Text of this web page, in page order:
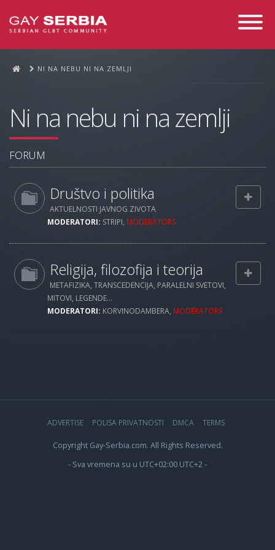
Toggle
NI NA NEBU NI NA ZEMLJI
Ni na nebu ni na zemlji
FORUM
Društvo i politika
AKTUELNOSTI JAVNOG ZIVOTA
MODERATORI: STRIPI, MODERATORS
Religija, filozofija i teorija
METAFIZIKA, TRANSCEDENCIJA, PARALELNI SVETOVI,
MITOVI, LEGENDE...
MODERATORI: KORVINODAMBERA, MODERATORS
ADVERTISE POLISA PRIVATNOSTI DMCA TERMS
Copyright Gay-Serbia.com. All Rights Reserved.
- Sva vremena su u UTC+02:00 UTC+2 -